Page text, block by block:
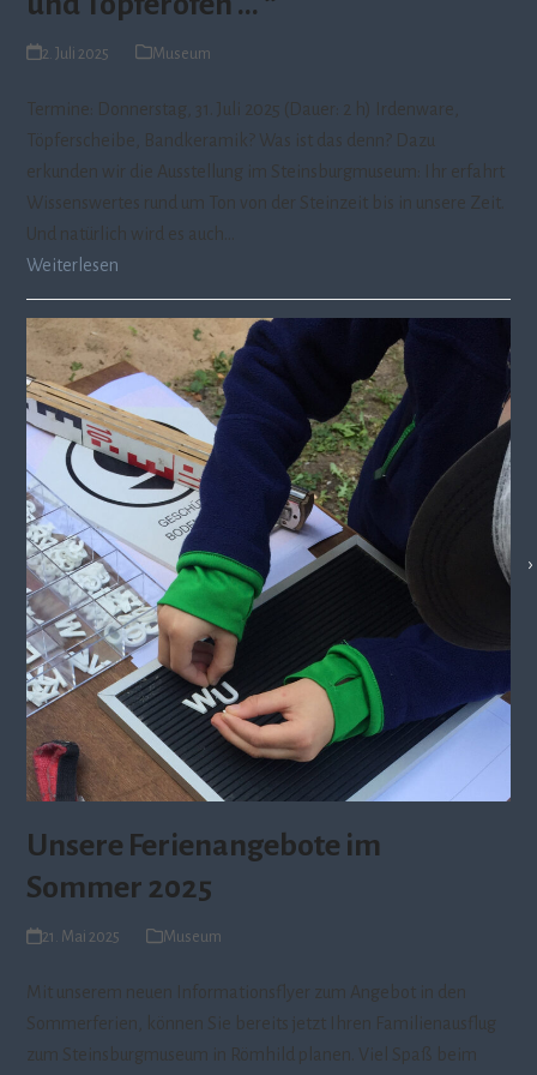
2. Juli 2025 Museum
Termine: Donnerstag, 31. Juli 2025 (Dauer: 2 h) Irdenware,
Töpferscheibe, Bandkeramik? Was ist das denn? Dazu
erkunden wir die Ausstellung im Steinsburgmuseum: Ihr erfahrt
Wissenswertes rund um Ton von der Steinzeit bis in unsere Zeit.
Und natürlich wird es auch…
Weiterlesen
Unsere Ferienangebote im
Sommer 2025
21. Mai 2025 Museum
Mit unserem neuen Informationsflyer zum Angebot in den
Sommerferien, können Sie bereits jetzt Ihren Familienausflug
zum Steinsburgmuseum in Römhild planen. Viel Spaß beim